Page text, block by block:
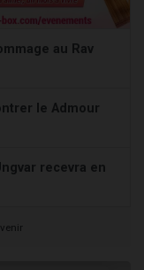
au Rav
le Admour
recevra en